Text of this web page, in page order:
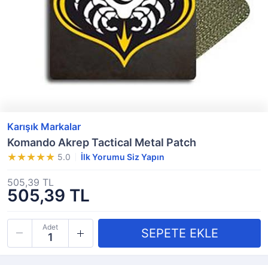
Karışık Markalar
Komando Akrep Tactical Metal Patch
5.0 İlk Yorumu Siz Yapın
505,39 TL
505,39 TL
Adet